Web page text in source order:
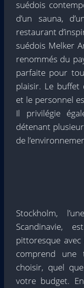
suédois
d’un sauna,
restaurant
suédois Melker
renommés du
parfaite pour
plaisir. Le buffet
et le personnel
Il privilégie
détenant
de
Stockholm,
Scandinavie,
pittoresque
comprend une
choisir, quel
votre budget.